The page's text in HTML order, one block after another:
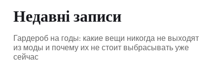
Недавні записи
Гардероб на годы: какие вещи никогда не выходят
из моды и почему их не стоит выбрасывать уже
сейчас